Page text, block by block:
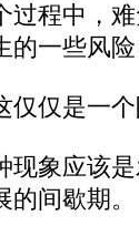
过程中，
的一些风
仅是一个
现象应该
间歇期。